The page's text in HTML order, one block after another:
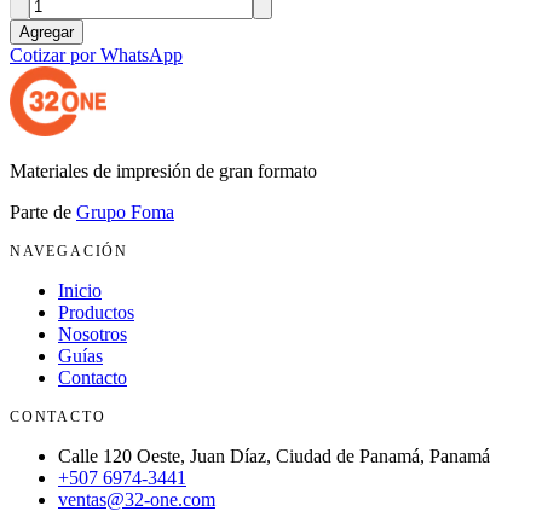
Agregar
Cotizar por WhatsApp
Materiales de impresión de gran formato
Parte de Grupo Foma
NAVEGACIÓN
Inicio
Productos
Nosotros
Guías
Contacto
CONTACTO
Calle 120 Oeste, Juan Díaz, Ciudad de Panamá, Panamá
+507 6974-3441
ventas@32-one.com